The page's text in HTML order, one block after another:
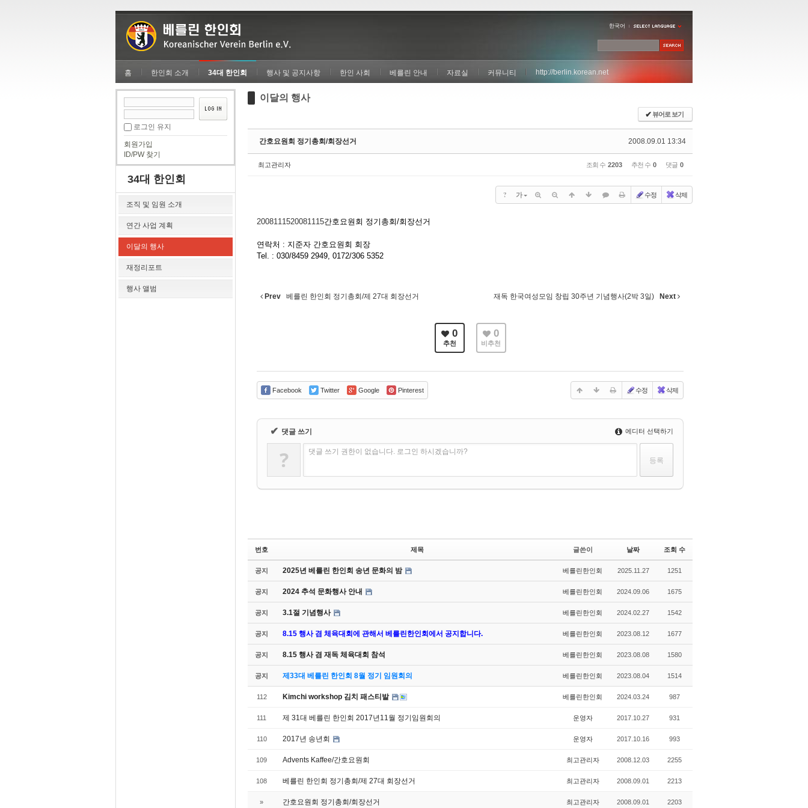
한국어
홈 한인회 소개 34대 한인회 행사 및 공지사항 한인 사회 베를린 안내 자료실 커뮤니티 http://berlin.korean.net
로그인 유지
회원가입
ID/PW 찾기
34대 한인회
조직 및 임원 소개
연간 사업 계획
이달의 행사
재정리포트
행사 앨범
이달의 행사
✔뷰어로 보기
2008.09.01 13:34
간호요원회 정기총회/회장선거
최고관리자 조회 수 2203 추천 수 0 댓글 0
? 가 수정 삭제
2008111520081115간호요원회 정기총회/회장선거
연락처 : 지준자 간호요원회 회장
Tel. : 030/8459 2949, 0172/306 5352
Prev 베를린 한인회 정기총회/제 27대 회장선거 재독 한국여성모임 창립 30주년 기념행사(2박 3일) Next
0
추천
0
비추천
Facebook Twitter Google Pinterest 수정 삭제
✔ 댓글 쓰기 에디터 선택하기
? 댓글 쓰기 권한이 없습니다. 로그인 하시겠습니까?
번호 제목 글쓴이 날짜 조회 수
공지 2025년 베를린 한인회 송년 문화의 밤 베를린한인회 2025.11.27 1251
공지 2024 추석 문화행사 안내 베를린한인회 2024.09.06 1675
공지 3.1절 기념행사 베를린한인회 2024.02.27 1542
공지 8.15 행사 겸 체육대회에 관해서 베를린한인회에서 공지합니다. 베를린한인회 2023.08.12 1677
공지 8.15 행사 겸 재독 체육대회 참석 베를린한인회 2023.08.08 1580
공지 제33대 베를린 한인회 8월 정기 임원회의 베를린한인회 2023.08.04 1514
112 Kimchi workshop 김치 패스티발 베를린한인회 2024.03.24 987
111 제 31대 베를린 한인회 2017년11월 정기임원회의 운영자 2017.10.27 931
110 2017년 송년회 운영자 2017.10.16 993
109 Advents Kaffee/간호요원회 최고관리자 2008.12.03 2255
108 베를린 한인회 정기총회/제 27대 회장선거 최고관리자 2008.09.01 2213
» 간호요원회 정기총회/회장선거 최고관리자 2008.09.01 2203
Sketchbook5, 스케치북5
Sketchbook5, 스케치북5
Sketchbook5, 스케치북5